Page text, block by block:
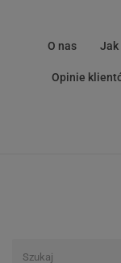
O nas Jak
Opinie